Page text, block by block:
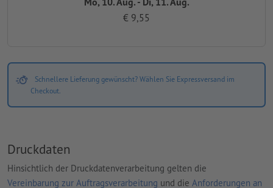
€ 9,55
Schnellere Lieferung gewünscht? Wählen Sie Expressversand im
Checkout.
Druckdaten
Hinsichtlich der Druckdatenverarbeitung gelten die
Vereinbarung zur Auftragsverarbeitung und die Anforderungen an